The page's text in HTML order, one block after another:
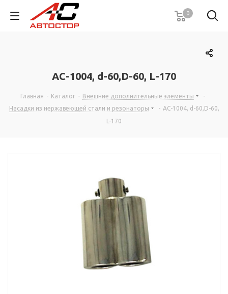
0
AC-1004, d-60,D-60, L-170
Главная - Каталог - Внешние дополнительные элементы
-
Насадки из нержавеющей стали и резонаторы
- AC-1004, d-60,D-60,
L-170